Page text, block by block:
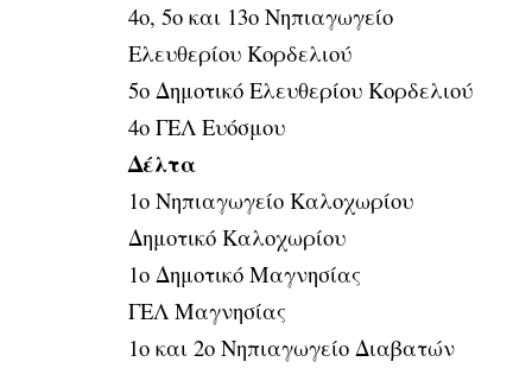
4ο, 5ο και 13ο Νηπιαγωγείο
Ελευθερίου Κορδελιού
5ο Δημοτικό Ελευθερίου Κορδελιού
4ο ΓΕΛ Ευόσμου
Δέλτα
1ο Νηπιαγωγείο Καλοχωρίου
Δημοτικό Καλοχωρίου
1ο Δημοτικό Μαγνησίας
ΓΕΛ Μαγνησίας
1ο και 2ο Νηπιαγωγείο Διαβατών